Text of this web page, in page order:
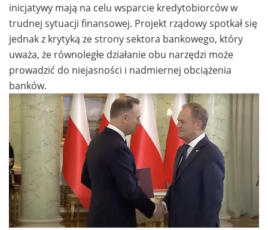
inicjatywy mają na celu wsparcie kredytobiorców w
trudnej sytuacji finansowej. Projekt rządowy spotkał się
jednak z krytyką ze strony sektora bankowego, który
uważa, że równoległe działanie obu narzędzi może
prowadzić do niejasności i nadmiernej obciążenia
banków.